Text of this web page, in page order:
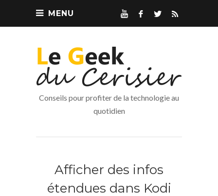
MENU
Conseils pour profiter de la technologie au
quotidien
Afficher des infos
étendues dans Kodi